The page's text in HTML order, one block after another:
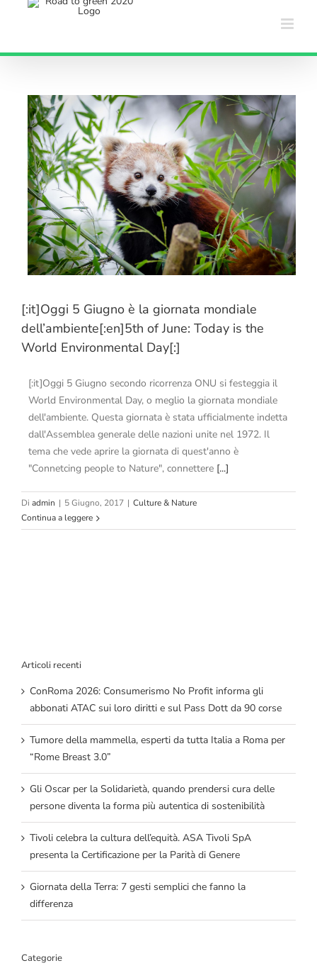
[:it]Oggi 5 Giugno è la giornata mondiale
dell’ambiente[:en]5th of June: Today is the
World Environmental Day[:]
[:it]Oggi 5 Giugno secondo ricorrenza ONU si festeggia il
World Environmental Day, o meglio la giornata mondiale
dell'ambiente. Questa giornata è stata ufficialmente indetta
dall'Assemblea generale delle nazioni unite nel 1972. Il
tema che vede aprire la giornata di quest'anno è
"Connetcing people to Nature", connettere [...]
Di admin | 5 Giugno, 2017 | Culture & Nature
Continua a leggere
Articoli recenti
ConRoma 2026: Consumerismo No Profit informa gli
abbonati ATAC sui loro diritti e sul Pass Dott da 90 corse
Tumore della mammella, esperti da tutta Italia a Roma per
“Rome Breast 3.0”
Gli Oscar per la Solidarietà, quando prendersi cura delle
persone diventa la forma più autentica di sostenibilità
Tivoli celebra la cultura dell’equità. ASA Tivoli SpA
presenta la Certificazione per la Parità di Genere
Giornata della Terra: 7 gesti semplici che fanno la
differenza
Categorie